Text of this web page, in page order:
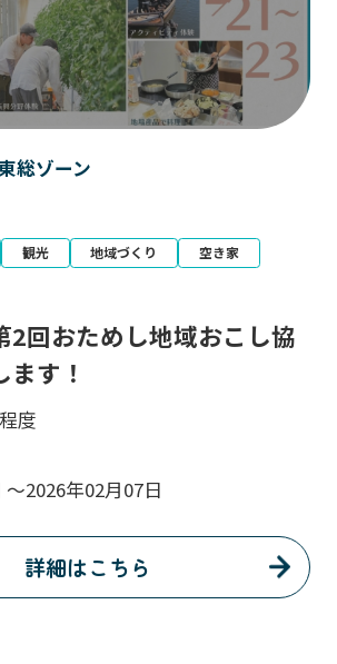
総ゾーン
観光 地域づくり
空き家
2回おためし地域おこし協
す！
度
2026年02月07日
詳細はこちら